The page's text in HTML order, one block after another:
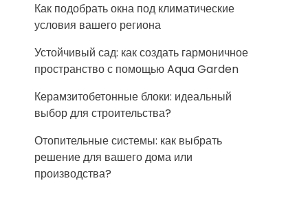
Как подобрать окна под климатические
условия вашего региона
Устойчивый сад: как создать гармоничное
пространство с помощью Aqua Garden
Керамзитобетонные блоки: идеальный
выбор для строительства?
Отопительные системы: как выбрать
решение для вашего дома или
производства?